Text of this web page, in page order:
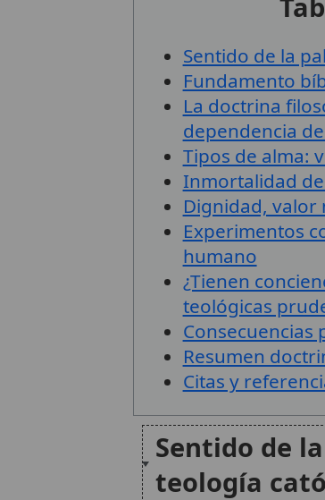
Sentido de la
Fundamento
La doctrina
dependencia
Tipos de alma:
Inmortalidad
Dignidad, valor
Experimentos
humano
¿Tienen
teológicas
Consecuencias
Resumen
Citas y
Sentido de
teología